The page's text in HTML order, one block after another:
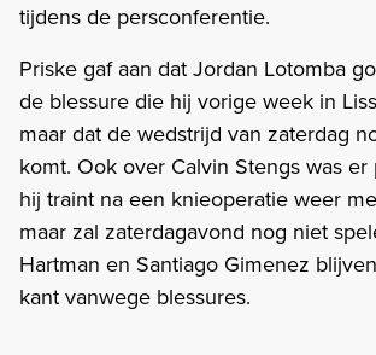
tijdens de persconferentie.
Priske gaf aan dat Jordan Lotomba
de blessure die hij vorige week in
maar dat de wedstrijd van zaterdag
komt. Ook over Calvin Stengs was er
hij traint na een knieoperatie weer
maar zal zaterdagavond nog niet
Hartman en Santiago Gimenez
kant vanwege blessures.